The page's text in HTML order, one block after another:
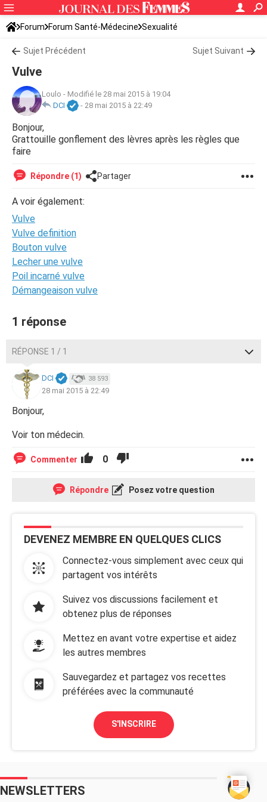
Forum Forum Santé-Médecine Sexualité
Sujet Précédent Sujet Suivant
Vulve
Loulo - Modifié le 28 mai 2015 à 19:04
DCI
- 28 mai 2015 à 22:49
Bonjour,
Grattouille gonflement des lèvres après les règles que
faire
Répondre (1) Partager
A voir également:
Vulve
Vulve definition
Bouton vulve
Lecher une vulve
Poil incarné vulve
Démangeaison vulve
1 réponse
RÉPONSE 1 / 1
DCI 38 593
28 mai 2015 à 22:49
Bonjour,
Voir ton médecin.
Commenter 0
Répondre Posez votre question
DEVENEZ MEMBRE EN QUELQUES CLICS
Connectez-vous simplement avec ceux qui
partagent vos intérêts
Suivez vos discussions facilement et
obtenez plus de réponses
Mettez en avant votre expertise et aidez
les autres membres
Sauvegardez et partagez vos recettes
préférées avec la communauté
S'INSCRIRE
NEWSLETTERS